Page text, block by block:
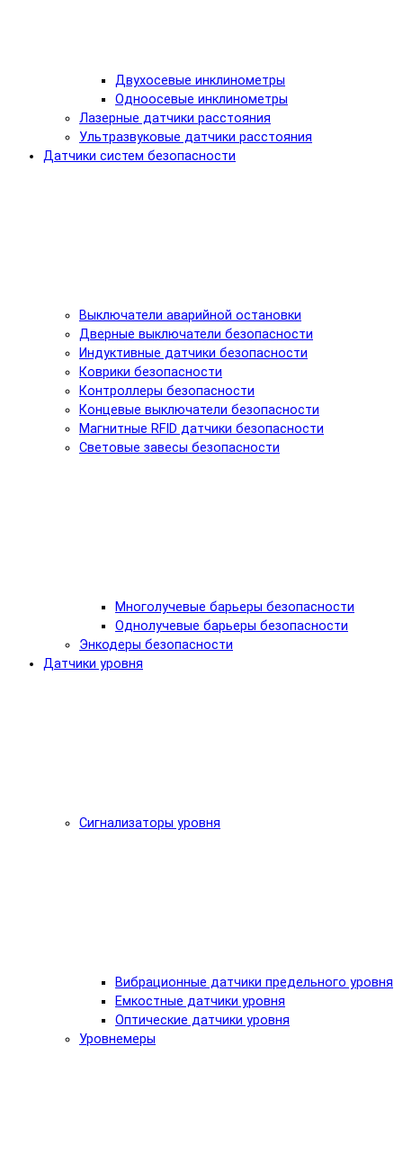
Двухосевые инклинометры
Одноосевые инклинометры
Лазерные датчики расстояния
Ультразвуковые датчики расстояния
Датчики систем безопасности
Выключатели аварийной остановки
Дверные выключатели безопасности
Индуктивные датчики безопасности
Коврики безопасности
Контроллеры безопасности
Концевые выключатели безопасности
Магнитные RFID датчики безопасности
Световые завесы безопасности
Многолучевые барьеры безопасности
Однолучевые барьеры безопасности
Энкодеры безопасности
Датчики уровня
Сигнализаторы уровня
Вибрационные датчики предельного уровня
Емкостные датчики уровня
Оптические датчики уровня
Уровнемеры